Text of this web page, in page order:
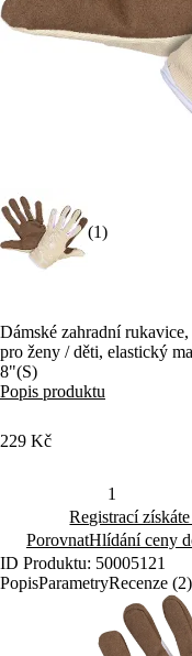
(1)
Dámské zahradní
pro ženy / děti, elastický
8"(S)
Popis produktu
229 Kč
Registrací
PorovnatHlídání ceny
ID Produktu: 50005121
PopisParametryRecenze (2)